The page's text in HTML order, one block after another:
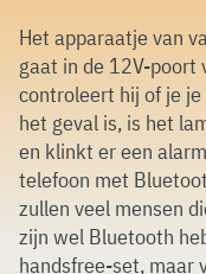
Het apparaatje van
gaat in de 12V-poort
controleert hij of je
het geval is, is het
en klinkt er een
telefoon met
zullen veel mensen
zijn wel Bluetooth
handsfree-set, maar